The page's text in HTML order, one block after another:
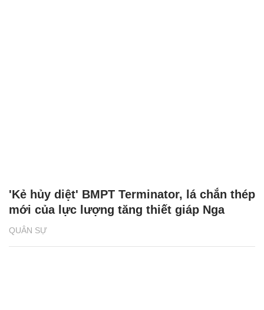
QUÂN SỰ
'Kẻ hủy diệt' BMPT Terminator, lá chắn thép
mới của lực lượng tăng thiết giáp Nga